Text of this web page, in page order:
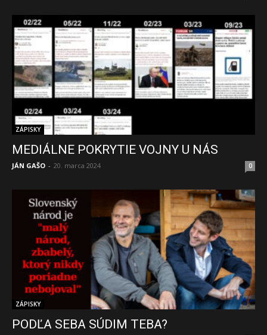
ZÁPISKY
MEDIÁLNE POKRYTIE VOJNY U NÁS
JÁN GAŠO - 20. marca 2024 0
ZÁPISKY
PODĽA SEBA SÚDIM TEBA?